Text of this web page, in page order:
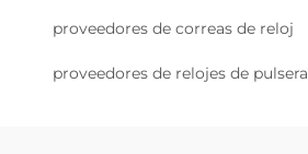
proveedores de correas de reloj
proveedores de relojes de pulsera